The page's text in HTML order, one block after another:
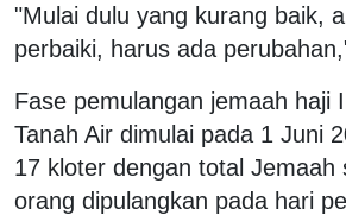
"Mulai dulu yang kurang baik,
perbaiki, harus ada
Fase pemulangan jemaah haji
Tanah Air dimulai pada 1 Juni
17 kloter dengan total Jemaah
orang dipulangkan pada hari